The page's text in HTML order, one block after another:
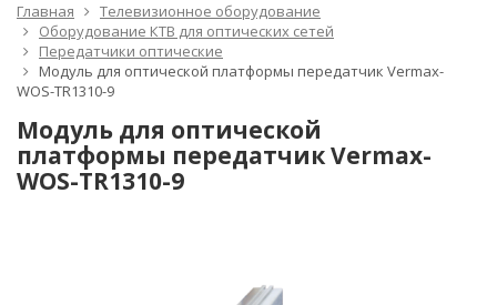
Главная
Телевизионное оборудование
Оборудование КТВ для оптических сетей
Передатчики оптические
Модуль для оптической платформы передатчик Vermax-
WOS-TR1310-9
Модуль для оптической
платформы передатчик Vermax-
WOS-TR1310-9